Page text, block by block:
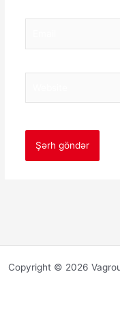
Copyright © 2026